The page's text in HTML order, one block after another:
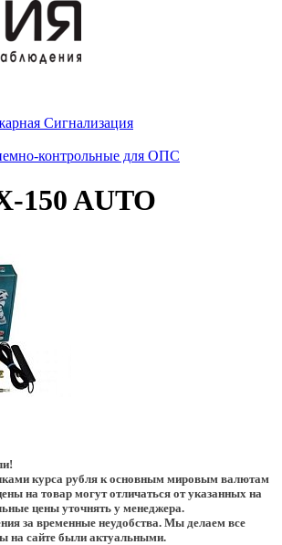
Сигнализация
контрольные для ОПС
150 AUTO
курса рубля к основным мировым валютам
на товар могут отличаться от указанных на
цены уточнять у менеджера.
за временные неудобства. Мы делаем все
на сайте были актуальными.